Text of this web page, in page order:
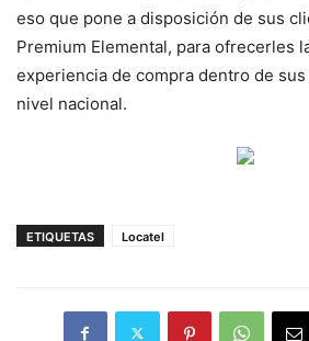
eso que pone a disposición de sus
Premium Elemental, para ofrecerles
experiencia de compra dentro de
nivel nacional.
ETIQUETAS Locatel